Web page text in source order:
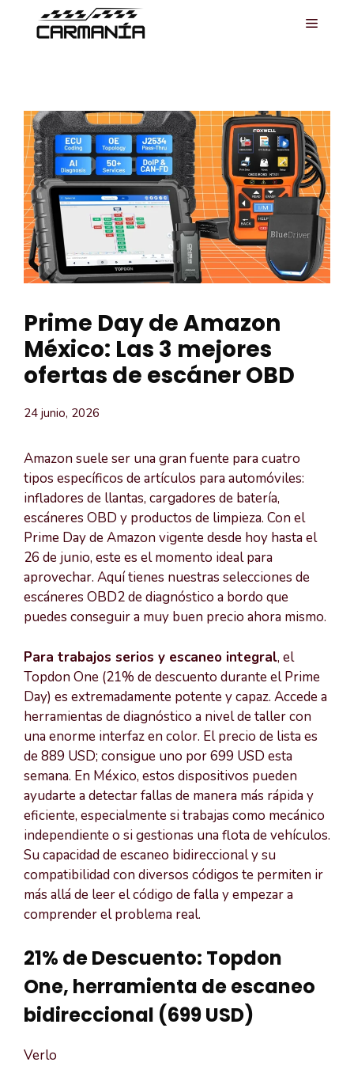
MENÚ
Prime Day de Amazon
México: Las 3 mejores
ofertas de escáner OBD
24 junio, 2026
Amazon suele ser una gran fuente para cuatro
tipos específicos de artículos para automóviles:
infladores de llantas, cargadores de batería,
escáneres OBD y productos de limpieza. Con el
Prime Day de Amazon vigente desde hoy hasta el
26 de junio, este es el momento ideal para
aprovechar. Aquí tienes nuestras selecciones de
escáneres OBD2 de diagnóstico a bordo que
puedes conseguir a muy buen precio ahora mismo.
Para trabajos serios y escaneo integral, el
Topdon One (21% de descuento durante el Prime
Day) es extremadamente potente y capaz. Accede a
herramientas de diagnóstico a nivel de taller con
una enorme interfaz en color. El precio de lista es
de 889 USD; consigue uno por 699 USD esta
semana. En México, estos dispositivos pueden
ayudarte a detectar fallas de manera más rápida y
eficiente, especialmente si trabajas como mecánico
independiente o si gestionas una flota de vehículos.
Su capacidad de escaneo bidireccional y su
compatibilidad con diversos códigos te permiten ir
más allá de leer el código de falla y empezar a
comprender el problema real.
21% de Descuento: Topdon
One, herramienta de escaneo
bidireccional (699 USD)
Verlo